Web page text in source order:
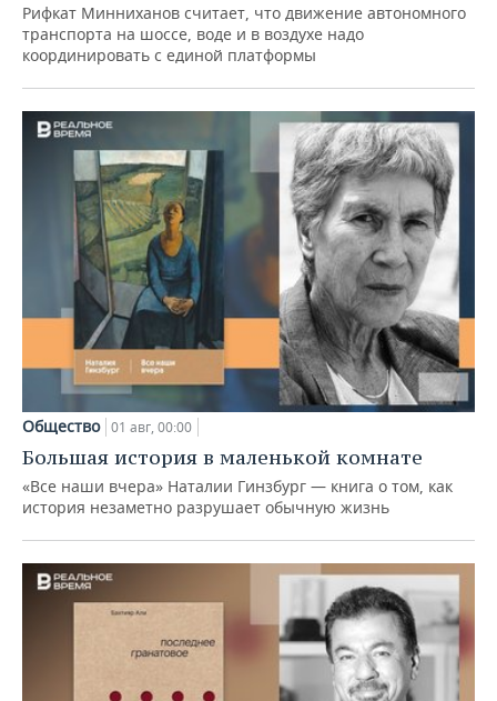
Рифкат Минниханов считает, что движение автономного
транспорта на шоссе, воде и в воздухе надо
координировать с единой платформы
Общество 01 авг, 00:00
Большая история в маленькой комнате
«Все наши вчера» Наталии Гинзбург — книга о том, как
история незаметно разрушает обычную жизнь